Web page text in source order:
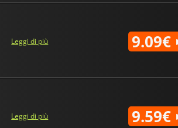
Leggi di più 9.09€
Leggi di più 9.59€